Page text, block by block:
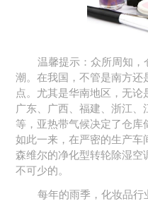
温馨提示：众所周知，
潮。在我国，不管是南方还
点。尤其是华南地区，无
广东、广西、福建、浙江、
等，亚热带气候决定了仓库
如此一来，在严密的生产车
森维尔的净化型转轮除湿
不可少的。
每年的雨季，化妆品